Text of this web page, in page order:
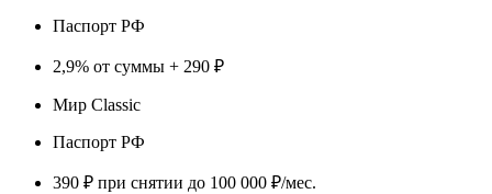
Паспорт РФ
2,9% от суммы + 290 ₽
Мир Classic
Паспорт РФ
390 ₽ при снятии до 100 000 ₽/мес.